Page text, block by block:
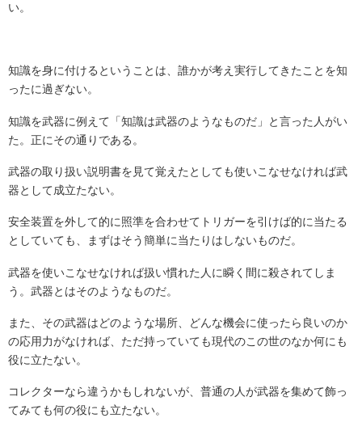
い。
知識を身に付けるということは、誰かが考え実行してきたことを知
ったに過ぎない。
知識を武器に例えて「知識は武器のようなものだ」と言った人がい
た。正にその通りである。
武器の取り扱い説明書を見て覚えたとしても使いこなせなければ武
器として成立たない。
安全装置を外して的に照準を合わせてトリガーを引けば的に当たる
としていても、まずはそう簡単に当たりはしないものだ。
武器を使いこなせなければ扱い慣れた人に瞬く間に殺されてしま
う。武器とはそのようなものだ。
また、その武器はどのような場所、どんな機会に使ったら良いのか
の応用力がなければ、ただ持っていても現代のこの世のなか何にも
役に立たない。
コレクターなら違うかもしれないが、普通の人が武器を集めて飾っ
てみても何の役にも立たない。